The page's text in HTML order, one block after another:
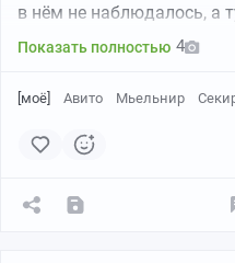
в нём не наблюдалось, а
Так вот, пишу я им в
почему он не разобрался
В общем писал я 10-го.
Не знаю как работают
Показать полностью 4
[моё] Авито Мьельнир